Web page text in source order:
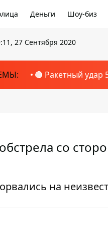
Деньги Шоу-биз
27 Сентября 2020
🔴 Ракетный удар
со
на